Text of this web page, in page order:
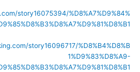
story16075394/%D8%A7%D9%84%
story16096717/%D8%B4%D8%B
1%D9%83%D8%A9-